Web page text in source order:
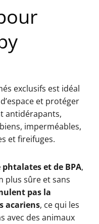
exclusifs est idéal
et protéger
antidérapants,
imperméables,
et fireifuges.
phtalates et de BPA,
plus sûre et sans
pas la
acariens, ce qui les
avec des animaux